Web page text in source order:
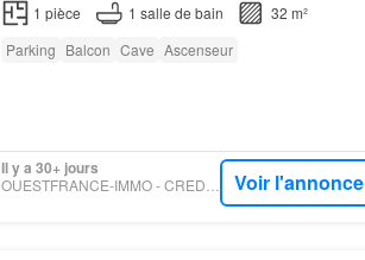
1 pièce 1 salle de bain
32 m²
Parking Balcon Cave Ascenseur
Il y a 30+ jours
Voir l'annonce